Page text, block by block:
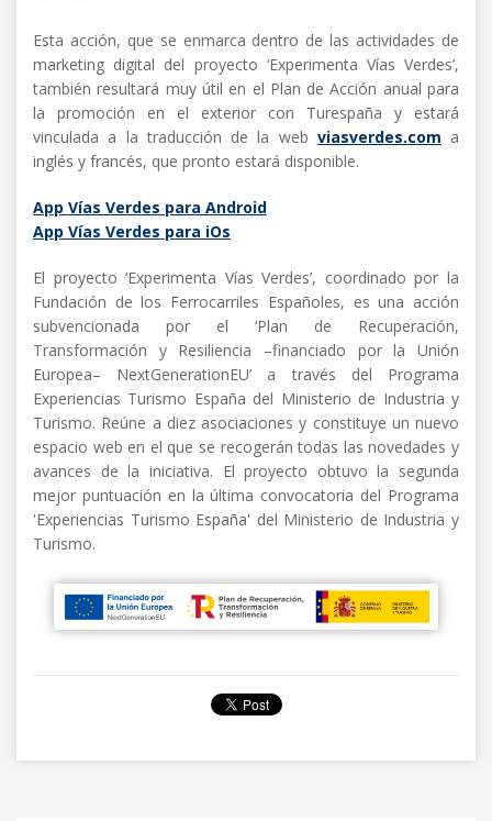
Esta acción, que se enmarca dentro de las actividades de
marketing digital del proyecto ‘Experimenta Vías Verdes’,
también resultará muy útil en el Plan de Acción anual para
la promoción en el exterior con Turespaña y estará
vinculada a la traducción de la web viasverdes.com a
inglés y francés, que pronto estará disponible.
App Vías Verdes para Android
App Vías Verdes para iOs
El proyecto ‘Experimenta Vías Verdes’, coordinado por la
Fundación de los Ferrocarriles Españoles, es una acción
subvencionada por el ‘Plan de Recuperación,
Transformación y Resiliencia –financiado por la Unión
Europea– NextGenerationEU’ a través del Programa
Experiencias Turismo España del Ministerio de Industria y
Turismo. Reúne a diez asociaciones y constituye un nuevo
espacio web en el que se recogerán todas las novedades y
avances de la iniciativa. El proyecto obtuvo la segunda
mejor puntuación en la última convocatoria del Programa
'Experiencias Turismo España' del Ministerio de Industria y
Turismo.